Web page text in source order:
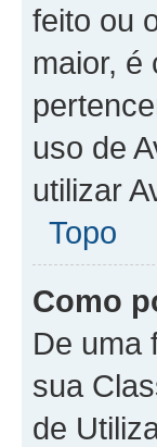
feito ou
maior, é
uso de
utilizar
Topo
Como
De uma
sua
de